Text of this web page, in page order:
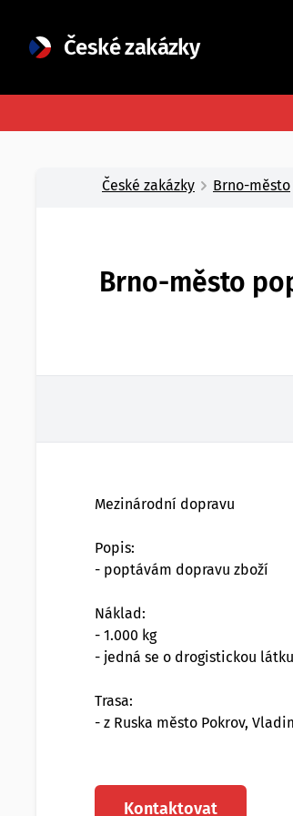
České zakázky
České zakázky Brno-město
Brno-město
Mezinárodní dopravu
Popis:
- poptávám dopravu zboží
Náklad:
- 1.000 kg
- jedná se o drogistickou látku
Trasa:
- z Ruska město Pokrov,
Kontaktovat